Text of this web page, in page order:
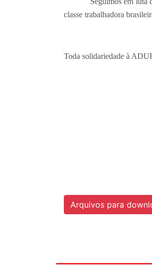
classe trabalhadora
Toda solidariedade à
Arquivos para